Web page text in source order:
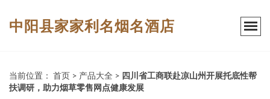
中阳县家家利名烟名酒店
当前位置： 首页 > 产品大全 > 四川省工商联赴凉山州开展托底性帮
扶调研，助力烟草零售网点健康发展